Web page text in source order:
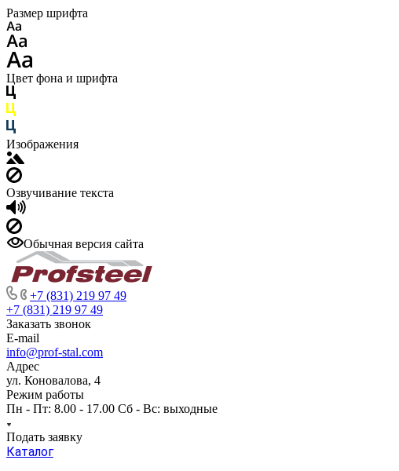
Размер шрифта
Цвет фона и шрифта
Изображения
Озвучивание текста
Обычная версия сайта
+7 (831) 219 97 49
+7 (831) 219 97 49
Заказать звонок
E-mail
info@prof-stal.com
Адрес
ул. Коновалова, 4
Режим работы
Пн - Пт: 8.00 - 17.00 Сб - Вс: выходные
Подать заявку
Каталог